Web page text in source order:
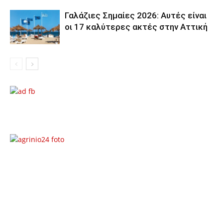
Γαλάζιες Σημαίες 2026: Αυτές είναι
οι 17 καλύτερες ακτές στην Αττική